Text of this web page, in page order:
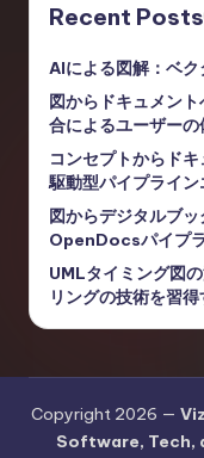
Recent Posts
AIによる図解：ベ
図からドキュメン
合によるユーザーの
コンセプトからド
駆動型パイプライ
図からデジタルブ
OpenDocsパイプ
UMLタイミング図
リングの技術を習得
Copyright 2026 —
Software, Tech,